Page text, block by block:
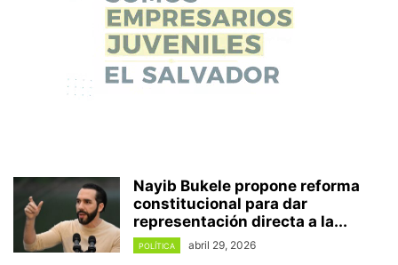
Nayib Bukele propone reforma
constitucional para dar
representación directa a la...
POLÍTICA abril 29, 2026